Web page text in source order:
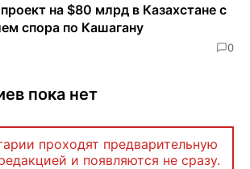
на $80 млрд в Казахстане с
спора по Кашагану
0
пока нет
проходят предварительную
и появляются не сразу.